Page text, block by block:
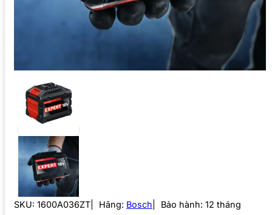
SKU: 1600A036ZT Hãng: Bosch Bảo hành: 12 tháng